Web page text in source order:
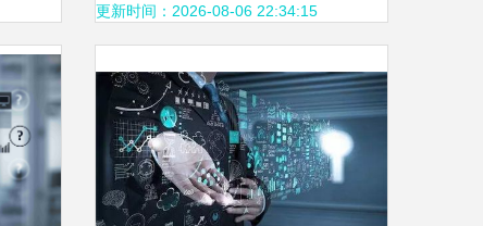
域技术突破
更新时间：2026-08-06 22:34:15